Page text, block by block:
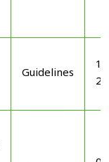
Guidelines